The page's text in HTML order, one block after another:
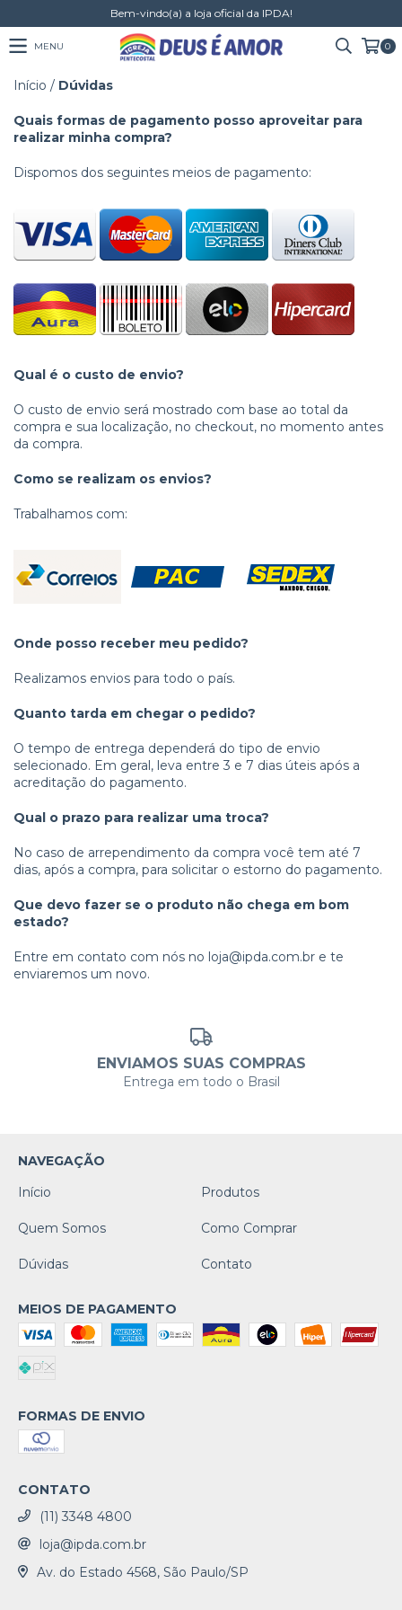
Bem-vindo(a) a loja oficial da IPDA!
MENU 0
Início / Dúvidas
Quais formas de pagamento posso aproveitar para
realizar minha compra?
Dispomos dos seguintes meios de pagamento:
Qual é o custo de envio?
O custo de envio será mostrado com base ao total da
compra e sua localização, no checkout, no momento antes
da compra.
Como se realizam os envios?
Trabalhamos com:
Onde posso receber meu pedido?
Realizamos envios para todo o país.
Quanto tarda em chegar o pedido?
O tempo de entrega dependerá do tipo de envio
selecionado. Em geral, leva entre 3 e 7 dias úteis após a
acreditação do pagamento.
Qual o prazo para realizar uma troca?
No caso de arrependimento da compra você tem até 7
dias, após a compra, para solicitar o estorno do pagamento.
Que devo fazer se o produto não chega em bom
estado?
Entre em contato com nós no loja@ipda.com.br e te
enviaremos um novo.
ENVIAMOS SUAS COMPRAS
Entrega em todo o Brasil
NAVEGAÇÃO
Início
Produtos
Quem Somos Como Comprar
Dúvidas Contato
MEIOS DE PAGAMENTO
FORMAS DE ENVIO
CONTATO
(11) 3348 4800
loja@ipda.com.br
Av. do Estado 4568, São Paulo/SP